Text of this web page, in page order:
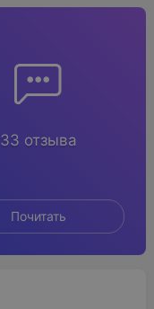
33 отзыва
Почитать